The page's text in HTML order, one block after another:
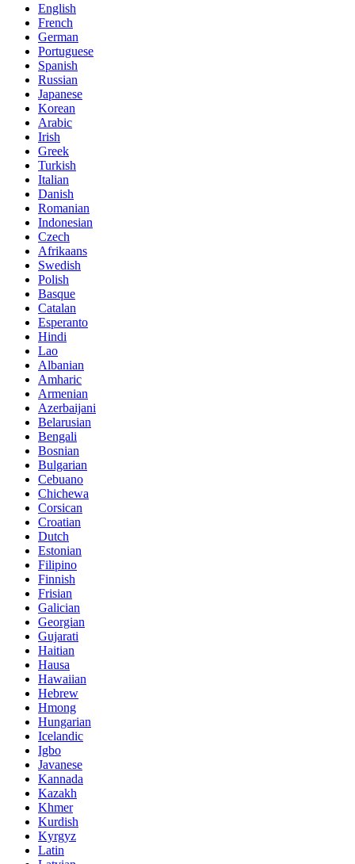
English
French
German
Portuguese
Spanish
Russian
Japanese
Korean
Arabic
Irish
Greek
Turkish
Italian
Danish
Romanian
Indonesian
Czech
Afrikaans
Swedish
Polish
Basque
Catalan
Esperanto
Hindi
Lao
Albanian
Amharic
Armenian
Azerbaijani
Belarusian
Bengali
Bosnian
Bulgarian
Cebuano
Chichewa
Corsican
Croatian
Dutch
Estonian
Filipino
Finnish
Frisian
Galician
Georgian
Gujarati
Haitian
Hausa
Hawaiian
Hebrew
Hmong
Hungarian
Icelandic
Igbo
Javanese
Kannada
Kazakh
Khmer
Kurdish
Kyrgyz
Latin